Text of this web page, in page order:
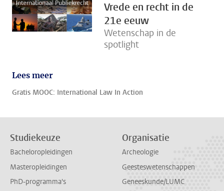
Vrede en recht in de
21e eeuw
Wetenschap in de
spotlight
Lees meer
Gratis MOOC: International Law In Action
Studiekeuze
Bacheloropleidingen
Masteropleidingen
PhD-programma's
Organisatie
Archeologie
Geesteswetenschappen
Geneeskunde/LUMC